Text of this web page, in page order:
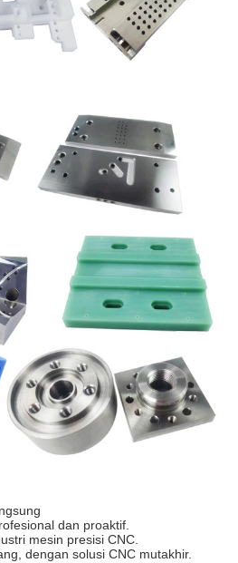
dan proaktif.
mesin presisi CNC.
dengan solusi CNC mutakhir.